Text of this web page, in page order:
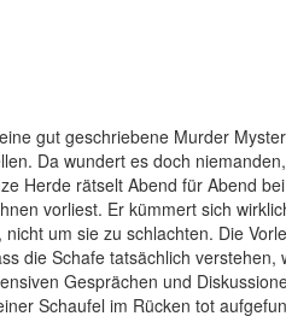
gut geschriebene Murder
Da wundert es doch
Herde rätselt Abend für Abend
vorliest. Er kümmert sich
um sie zu schlachten. Die
die Schafe tatsächlich verstehen,
Gesprächen und
Schaufel im Rücken tot